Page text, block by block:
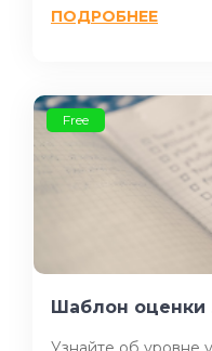
ПОДРОБНЕЕ
Free
Шаблон оценки